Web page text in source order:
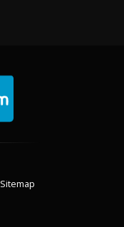
Sitemap